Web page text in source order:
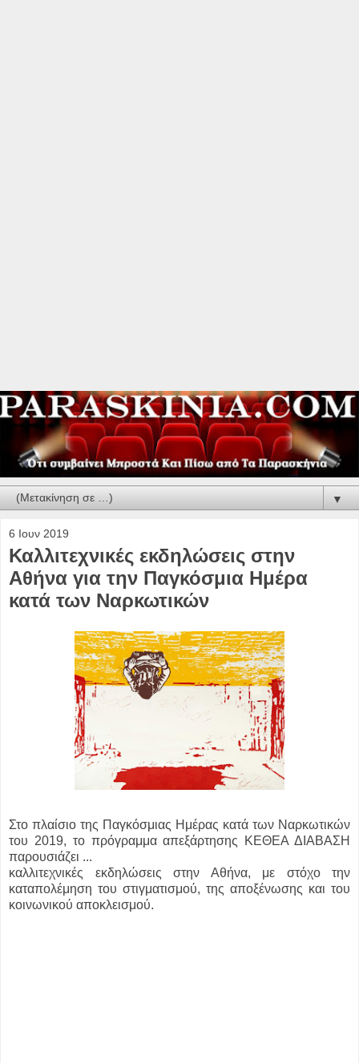
▼
6 Ιουν 2019
Καλλιτεχνικές εκδηλώσεις στην
Αθήνα για την Παγκόσμια Ημέρα
κατά των Ναρκωτικών
Στο πλαίσιο της Παγκόσμιας Ημέρας κατά των Ναρκωτικών
του 2019, το πρόγραμμα απεξάρτησης ΚΕΘΕΑ ΔΙΑΒΑΣΗ
παρουσιάζει ...
καλλιτεχνικές εκδηλώσεις στην Αθήνα, με στόχο την
καταπολέμηση του στιγματισμού, της αποξένωσης και του
κοινωνικού αποκλεισμού.